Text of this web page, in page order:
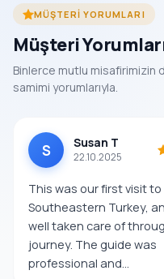
MÜŞTERI YORUMLARI
Müşteri
Binlerce mutlu misafirimizin
samimi yorumlarıyla.
S Susan T
22.10.2025
This was our first visit to
Southeastern Turkey,
well taken care of
journey. The guide was
professional and